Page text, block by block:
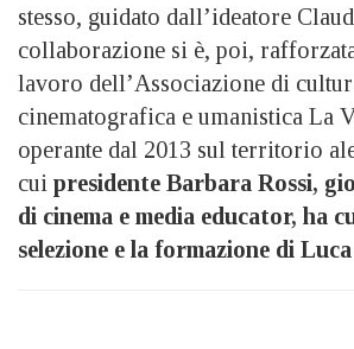
stesso, guidato dall’ideatore
collaborazione si è, poi,
lavoro dell’Associazione di
cinematografica e umanistica La
operante dal 2013 sul territorio
cui presidente Barbara Rossi,
di cinema e media educator, ha
selezione e la formazione di